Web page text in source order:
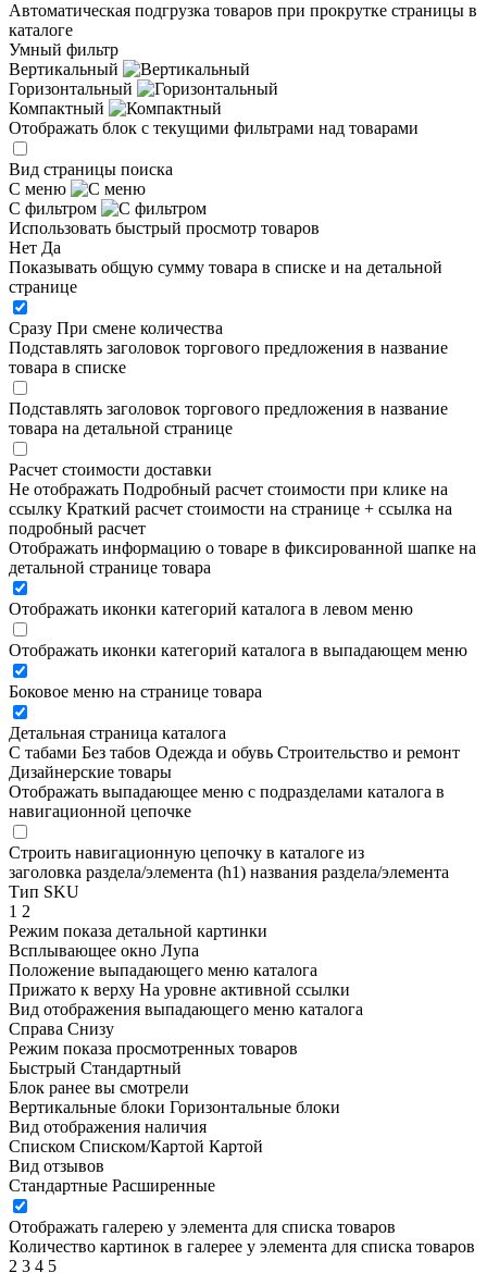
Автоматическая подгрузка товаров при прокрутке страницы в
каталоге
Умный фильтр
Вертикальный
Горизонтальный
Компактный
Отображать блок с текущими фильтрами над товарами
Вид страницы поиска
С меню
С фильтром
Использовать быстрый просмотр товаров
Нет Да
Показывать общую сумму товара в списке и на детальной
странице
Сразу При смене количества
Подставлять заголовок торгового предложения в название
товара в списке
Подставлять заголовок торгового предложения в название
товара на детальной странице
Расчет стоимости доставки
Не отображать Подробный расчет стоимости при клике на
ссылку Краткий расчет стоимости на странице + ссылка на
подробный расчет
Отображать информацию о товаре в фиксированной шапке на
детальной странице товара
Отображать иконки категорий каталога в левом меню
Отображать иконки категорий каталога в выпадающем меню
Боковое меню на странице товара
Детальная страница каталога
С табами Без табов Одежда и обувь Строительство и ремонт
Дизайнерские товары
Отображать выпадающее меню с подразделами каталога в
навигационной цепочке
Строить навигационную цепочку в каталоге из
заголовка раздела/элемента (h1) названия раздела/элемента
Тип SKU
1 2
Режим показа детальной картинки
Всплывающее окно Лупа
Положение выпадающего меню каталога
Прижато к верху На уровне активной ссылки
Вид отображения выпадающего меню каталога
Справа Снизу
Режим показа просмотренных товаров
Быстрый Стандартный
Блок ранее вы смотрели
Вертикальные блоки Горизонтальные блоки
Вид отображения наличия
Списком Списком/Картой Картой
Вид отзывов
Стандартные Расширенные
Отображать галерею у элемента для списка товаров
Количество картинок в галерее у элемента для списка товаров
2 3 4 5